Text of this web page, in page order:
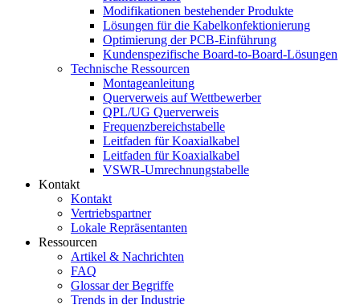
Modifikationen bestehender Produkte
Lösungen für die Kabelkonfektionierung
Optimierung der PCB-Einführung
Kundenspezifische Board-to-Board-Lösungen
Technische Ressourcen
Montageanleitung
Querverweis auf Wettbewerber
QPL/UG Querverweis
Frequenzbereichstabelle
Leitfaden für Koaxialkabel
Leitfaden für Koaxialkabel
VSWR-Umrechnungstabelle
Kontakt
Kontakt
Vertriebspartner
Lokale Repräsentanten
Ressourcen
Artikel & Nachrichten
FAQ
Glossar der Begriffe
Trends in der Industrie